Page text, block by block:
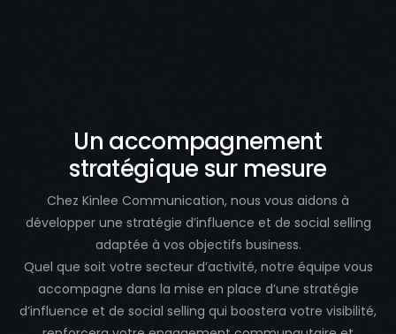
Un accompagnement
stratégique sur mesure
Chez Kinlee Communication, nous vous aidons à
développer une stratégie d’influence et de social selling
adaptée à vos objectifs business.
Quel que soit votre secteur d’activité, notre équipe vous
accompagne dans la mise en place d’une stratégie
d’influence et de social selling qui boostera votre visibilité,